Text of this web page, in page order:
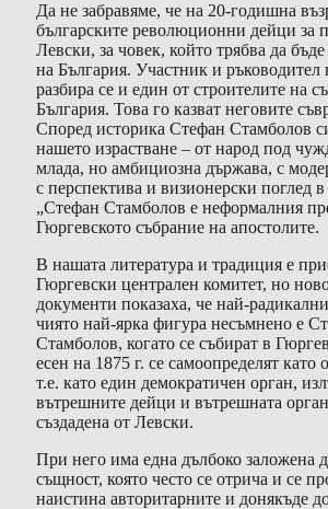
Да не забравяме, че на 20-годишна
българските революционни дейци за
Левски, за човек, който трябва да
на България. Участник и ръководител
разбира се и един от строителите на
България. Това го казват неговите
Според историка Стефан Стамболов
нашето израстване – от народ под
млада, но амбициозна държава, с
с перспектива и визионерски поглед
„Стефан Стамболов е неформалния
Гюргевското събрание на апостолите.
В нашата литература и традиция е
Гюргевски централен комитет, но
документи показаха, че най-
чиято най-ярка фигура несъмнено е
Стамболов, когато се събират в
есен на 1875 г. се самоопределят като
т.е. като един демократичен орган,
вътрешните дейци и вътрешната
създадена от Левски.
При него има една дълбоко заложена
същност, която често се отрича и се
наистина авторитарните и донякъде